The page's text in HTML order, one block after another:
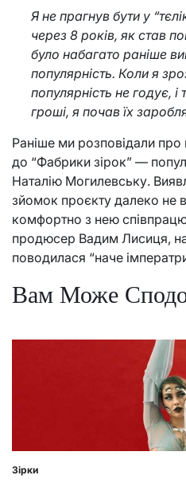
Я не прагнув бути у
через 8 років, як став
було набагато раніше
популярність. Коли я
популярність не годує,
гроші, я почав їх
Раніше ми розповідали
до “Фабрики зірок” —
Наталію Могилевську.
зйомок проєкту далеко не
комфортно з нею
продюсер Вадим Лисиця,
поводилася “наче
Вам Може
Posted
Зірки